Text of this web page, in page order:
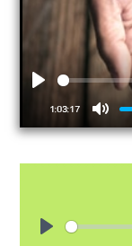
1:03:17
Mute